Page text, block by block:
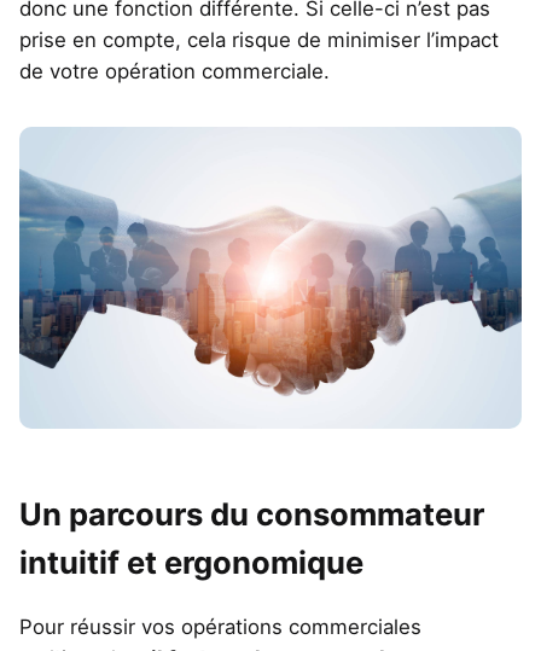
donc une fonction différente. Si celle-ci n’est pas
prise en compte, cela risque de minimiser l’impact
de votre opération commerciale.
Un parcours du consommateur
intuitif et ergonomique
Pour réussir vos opérations commerciales